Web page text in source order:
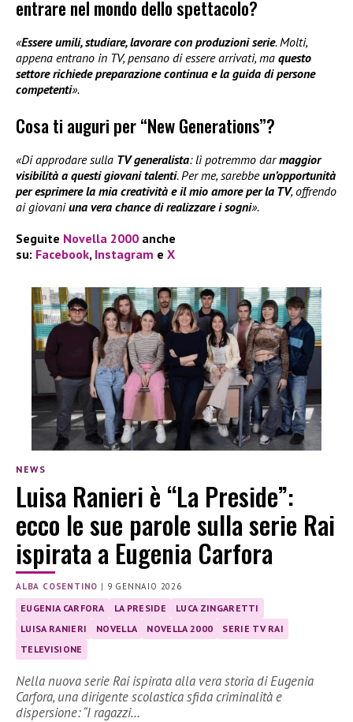
entrare nel mondo dello spettacolo?
«Essere umili, studiare, lavorare con produzioni serie. Molti,
appena entrano in TV, pensano di essere arrivati, ma questo
settore richiede preparazione continua e la guida di persone
competenti».
Cosa ti auguri per “New Generations”?
«Di approdare sulla TV generalista: lì potremmo darmaggior
visibilità a questi giovani talenti. Per me, sarebbeun’opportunità
per esprimere la mia creatività e il mio amore per la TV, offrendo
ai giovaniuna vera chance di realizzare i sogni».
Seguite Novella 2000 anche
su: Facebook, Instagram e X
NEWS
Luisa Ranieri è “La Preside”:
ecco le sue parole sulla serie Rai
ispirata a Eugenia Carfora
ALBA COSENTINO | 9 GENNAIO 2026
EUGENIA CARFORA LA PRESIDE
LUCA ZINGARETTI
LUISA RANIERI
NOVELLA NOVELLA 2000
SERIE TV RAI
TELEVISIONE
Nella nuova serie Rai ispirata alla vera storia di Eugenia
Carfora, una dirigente scolastica sfida criminalità e
dispersione: “I ragazzi…